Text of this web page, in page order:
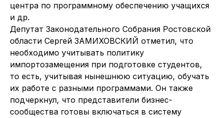
центра по программному обеспечению учащихся
и др.
Депутат Законодательного Собрания Ростовской
области Сергей ЗАМИХОВСКИЙ отметил, что
необходимо учитывать политику
импортозамещения при подготовке студентов,
то есть, учитывая нынешнюю ситуацию, обучать
их работе с разными программами. Он также
подчеркнул, что представители бизнес-
сообщества готовы включаться в систему